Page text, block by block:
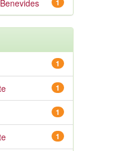
1
1
1
1
1